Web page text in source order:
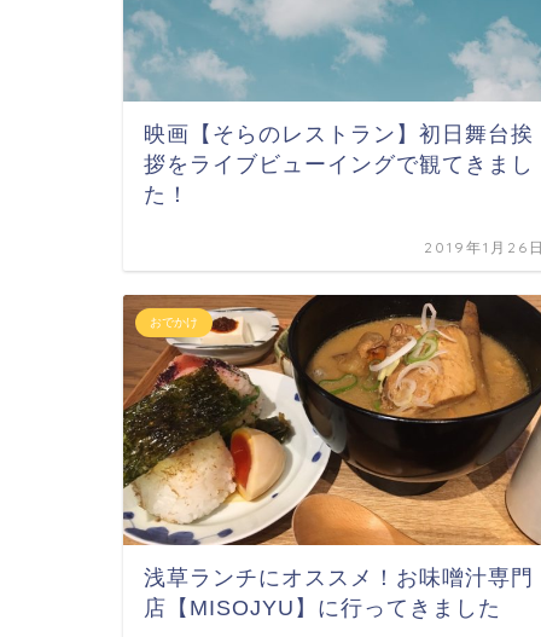
映画【そらのレストラン】初日舞台挨
拶をライブビューイングで観てきまし
た！
2019年1月26日
おでかけ
浅草ランチにオススメ！お味噌汁専門
店【MISOJYU】に行ってきました